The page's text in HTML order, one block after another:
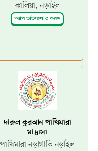
কালিয়া, নড়াইল
অ্যাপ ডাউনলোড করুন
দারুল কুরআন পাখিমারা
মাদ্রাসা
পাখিমারা নড়াগাতি নড়াইল